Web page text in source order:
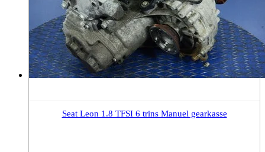
Seat Leon 1.8 TFSI 6 trins Manuel gearkasse